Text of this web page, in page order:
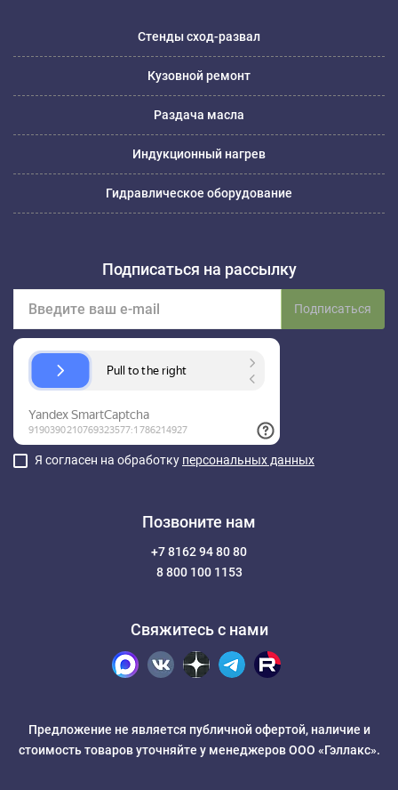
Стенды сход-развал
Кузовной ремонт
Раздача масла
Индукционный нагрев
Гидравлическое оборудование
Подписаться на рассылку
Подписаться
Я согласен на обработку персональных данных
Позвоните нам
+7 8162 94 80 80
8 800 100 1153
Свяжитесь с нами
Предложение не является публичной офертой, наличие и
стоимость товаров уточняйте у менеджеров ООО «Гэллакс».